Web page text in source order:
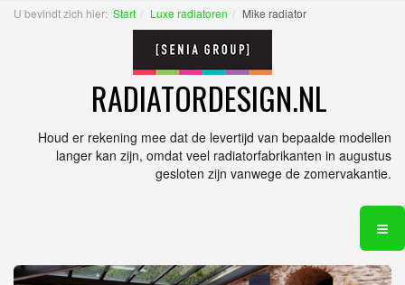
U bevindt zich hier: Start Luxe radiatoren Mike radiator
RADIATORDESIGN.NL
Houd er rekening mee dat de levertijd van bepaalde modellen
langer kan zijn, omdat veel radiatorfabrikanten in augustus
gesloten zijn vanwege de zomervakantie.